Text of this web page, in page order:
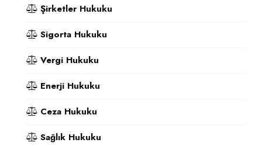
Şirketler Hukuku
Sigorta Hukuku
Vergi Hukuku
Enerji Hukuku
Ceza Hukuku
Sağlık Hukuku